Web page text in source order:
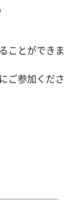
ことができま
ご参加くださ